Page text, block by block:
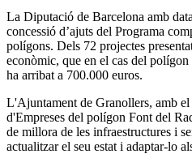
La Diputació de Barcelona amb
concessió d’ajuts del Programa
polígons. Dels 72 projectes
econòmic, que en el cas del
ha arribat a 700.000 euros.
L'Ajuntament de Granollers, amb
d'Empreses del polígon Font del
de millora de les infraestructures i
actualitzar el seu estat i adaptar-lo